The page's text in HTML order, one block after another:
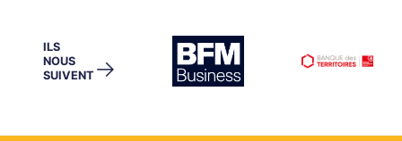
ILS
NOUS
SUIVENT →